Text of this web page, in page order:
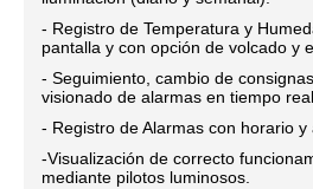
- Registro de Temperatura y
pantalla y con opción de volcado y
- Seguimiento, cambio de
visionado de alarmas en tiempo
- Registro de Alarmas con horario
-Visualización de correcto
mediante pilotos luminosos.